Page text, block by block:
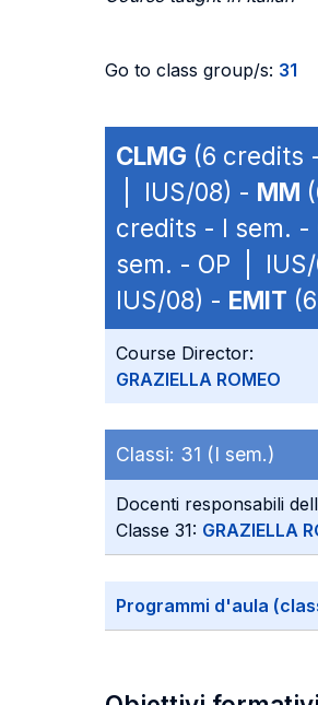
Go to class group/s: 31
CLMG (6 credits
| IUS/08) - MM
credits - I sem.
sem. - OP |
IUS/08) - EMIT
Course Director:
GRAZIELLA ROMEO
Classi: 31 (I sem.)
Docenti responsabili
Classe 31: GRAZIELLA
Programmi d'aula